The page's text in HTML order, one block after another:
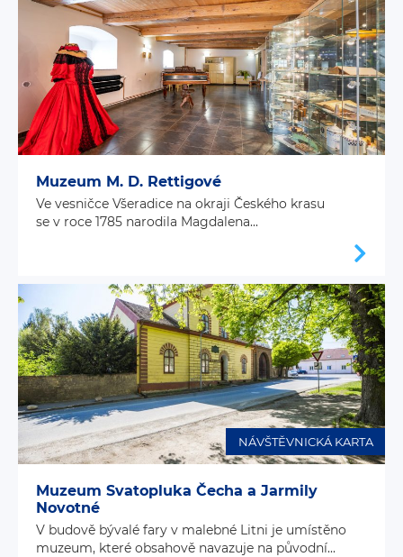
Muzeum M. D. Rettigové
Ve vesničce Všeradice na okraji Českého krasu
se v roce 1785 narodila Magdalena...
NÁVŠTĚVNICKÁ KARTA
Muzeum Svatopluka Čecha a Jarmily
Novotné
V budově bývalé fary v malebné Litni je umístěno
muzeum, které obsahově navazuje na původní...